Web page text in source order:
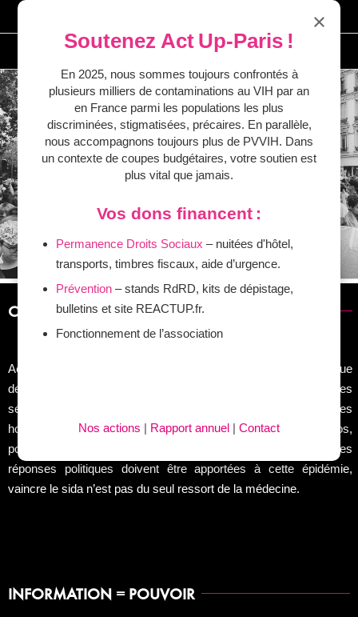
×
Soutenez Act Up‑Paris !
En 2025, nous sommes toujours confrontés à
plusieurs milliers de contaminations au VIH par an
en France parmi les populations les plus
discriminées, stigmatisées, précaires. En parallèle,
nous accompagnons toujours plus de PVVIH. Dans
un contexte de coupes budgétaires, votre soutien est
plus vital que jamais.
Vos dons financent :
Permanence Droits Sociaux– nuitées d'hôtel,
transports, timbres fiscaux, aide d’urgence.
Prévention– stands RdRD, kits de dépistage,
bulletins et site REACTUP.fr.
Fonctionnement de l’association
Nos actions | Rapport annuel | Contact
Passer
Adhésion Boutique
COLÈRE = ACTION
Act Up-Paris est une association de lutte contre le VIH-Sida issue
de la communauté homosexuelle. Elle rassemble des
séropositifVEs, des militantEs concernéEs par la maladie, des
hommes, des femmes, lesbiennes, gays, biEs, trans, hétéros,
pour qui le sida n’est pas une fatalité. Nous pensons que des
réponses politiques doivent être apportées à cette épidémie,
vaincre le sida n’est pas du seul ressort de la médecine.
INFORMATION = POUVOIR